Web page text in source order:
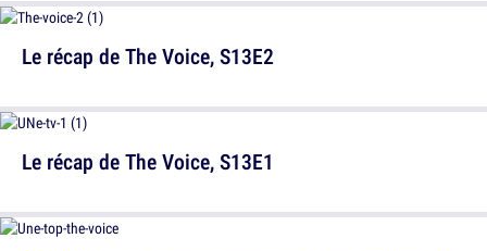
Le récap de The Voice, S13E2
Le récap de The Voice, S13E1